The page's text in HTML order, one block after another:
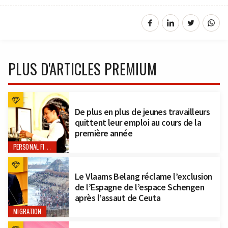
PLUS D'ARTICLES PREMIUM
PERSONAL FINANCE
De plus en plus de jeunes travailleurs
quittent leur emploi au cours de la
première année
MIGRATION
Le Vlaams Belang réclame l’exclusion
de l’Espagne de l’espace Schengen
après l’assaut de Ceuta